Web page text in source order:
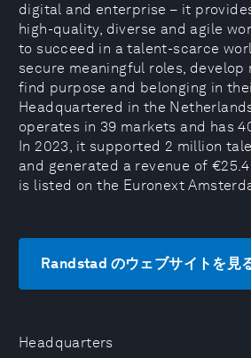
Headquarters
digital and enterprise – it
high-quality, diverse and agile
to succeed in a talent-scarce
secure meaningful roles, develop
find purpose and belonging in
Headquartered in the
operates in 39 markets and has
In 2023, it supported 2 million
and generated a revenue of
is listed on the Euronext
Randstad のウェブサイトを見